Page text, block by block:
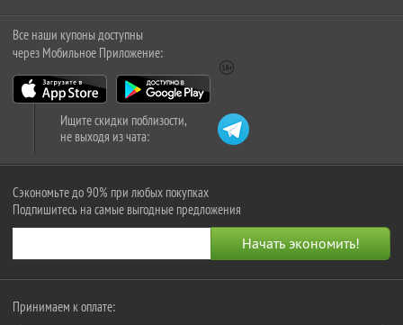
Все наши купоны доступны
через Мобильное Приложение:
Ищите скидки поблизости,
не выходя из чата:
Сэкономьте до 90% при любых покупках
Подпишитесь на самые выгодные предложения
Принимаем к оплате: